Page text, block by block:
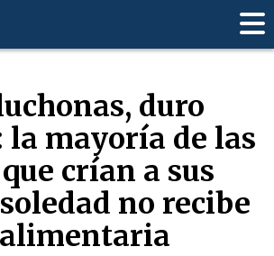
duro
mayoría de las
crían a sus
no recibe